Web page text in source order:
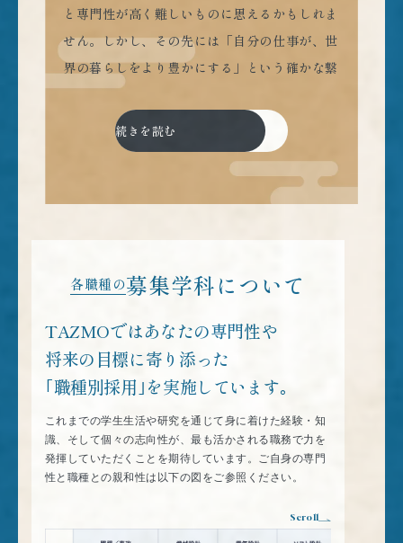
と専門性が高く難しいものに思えるかもしれま
せん。しかし、その先には「自分の仕事が、世
界の暮らしをより豊かにする」という確かな繋
動車、スマートフォン、ロボットなど、皆さん
の身近な製品の進化を支えているのが、私たち
の技術なのです。ここには、先端技術やモノづ
くりに本気で挑戦できる環境があります。とき
す。新しい発想を歓迎し、1つのアイデアが世
立ち会える仕事でもあります。TAZMOの強み
は、世界中の技術開発や製造現場と繋がりなが
ら、新しい価値を生み出せることです。日本発
の技術を世界へ届け、まだ見ぬ未来の当たり前
を生み出していく。皆さん自身のキャリアが、
その一端を担うことになります。「新しいモノ
れたこの場所で、是非私たちと共に未来を形づ
続きを読む
各職種の募集学科について
TAZMOではあなたの専門性や
将来の目標に寄り添った
｢職種別採用｣を実施しています｡
これまでの学生生活や研究を通じて身に着けた経験・知
識、そして個々の志向性が、最も活かされる職務で力を
発揮していただくことを期待しています。ご自身の専門
性と職種との親和性は以下の図をご参照ください。
Scroll